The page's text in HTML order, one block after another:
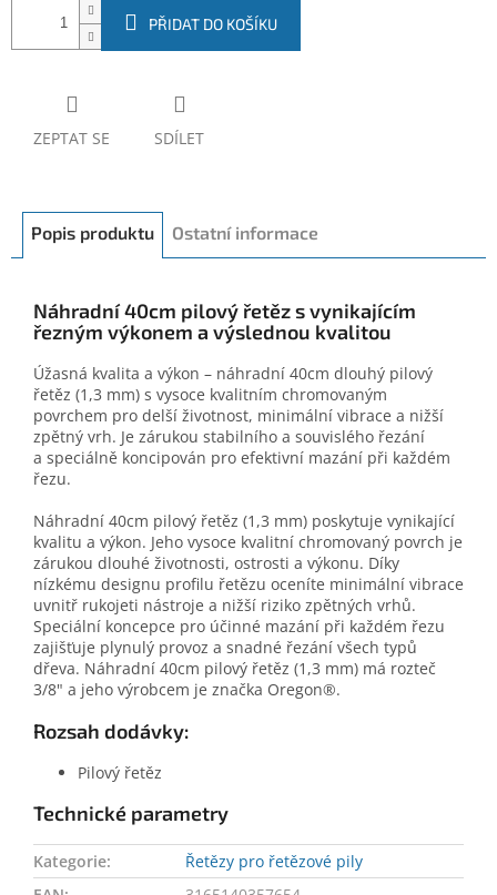
PŘIDAT DO KOŠÍKU
ZEPTAT SE SDÍLET
Popis produktu Ostatní informace
Náhradní 40cm pilový řetěz s vynikajícím
řezným výkonem a výslednou kvalitou
Úžasná kvalita a výkon – náhradní 40cm dlouhý pilový
řetěz (1,3 mm) s vysoce kvalitním chromovaným
povrchem pro delší životnost, minimální vibrace a nižší
zpětný vrh. Je zárukou stabilního a souvislého řezání
a speciálně koncipován pro efektivní mazání při každém
řezu.
Náhradní 40cm pilový řetěz (1,3 mm) poskytuje vynikající
kvalitu a výkon. Jeho vysoce kvalitní chromovaný povrch je
zárukou dlouhé životnosti, ostrosti a výkonu. Díky
nízkému designu profilu řetězu oceníte minimální vibrace
uvnitř rukojeti nástroje a nižší riziko zpětných vrhů.
Speciální koncepce pro účinné mazání při každém řezu
zajišťuje plynulý provoz a snadné řezání všech typů
dřeva. Náhradní 40cm pilový řetěz (1,3 mm) má rozteč
3/8" a jeho výrobcem je značka Oregon®.
Rozsah dodávky:
Pilový řetěz
Technické parametry
Kategorie:
Řetězy pro řetězové pily